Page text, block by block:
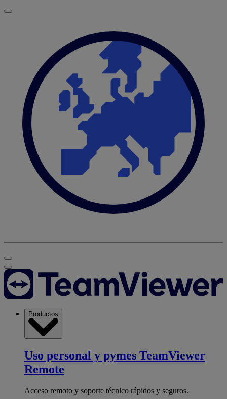
Productos
Uso personal y pymes TeamViewer
Remote
Acceso remoto y soporte técnico rápidos y seguros.